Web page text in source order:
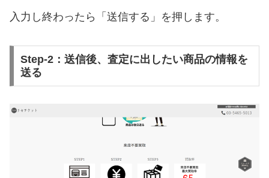
入力し終わったら「送信する」を押します。
Step-2：送信後、査定に出したい商品の情報を
送る